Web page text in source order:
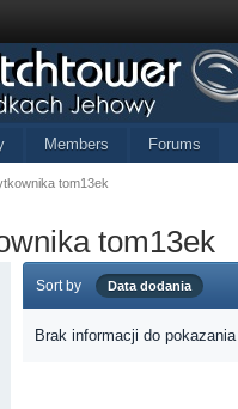
Members Forums
tom13ek
tom13ek
Sort by Data dodania
Brak informacji do pokazania